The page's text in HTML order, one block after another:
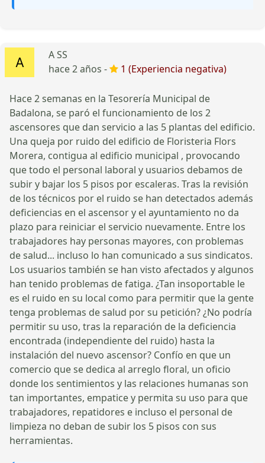
A SS
hace 2 años -
1 (Experiencia negativa)
Hace 2 semanas en la Tesorería Municipal de
Badalona, se paró el funcionamiento de los 2
ascensores que dan servicio a las 5 plantas del edificio.
Una queja por ruido del edificio de Floristeria Flors
Morera, contigua al edificio municipal , provocando
que todo el personal laboral y usuarios debamos de
subir y bajar los 5 pisos por escaleras. Tras la revisión
de los técnicos por el ruido se han detectados además
deficiencias en el ascensor y el ayuntamiento no da
plazo para reiniciar el servicio nuevamente. Entre los
trabajadores hay personas mayores, con problemas
de salud... incluso lo han comunicado a sus sindicatos.
Los usuarios también se han visto afectados y algunos
han tenido problemas de fatiga. ¿Tan insoportable le
es el ruido en su local como para permitir que la gente
tenga problemas de salud por su petición? ¿No podría
permitir su uso, tras la reparación de la deficiencia
encontrada (independiente del ruido) hasta la
instalación del nuevo ascensor? Confío en que un
comercio que se dedica al arreglo floral, un oficio
donde los sentimientos y las relaciones humanas son
tan importantes, empatice y permita su uso para que
trabajadores, repatidores e incluso el personal de
limpieza no deban de subir los 5 pisos con sus
herramientas.